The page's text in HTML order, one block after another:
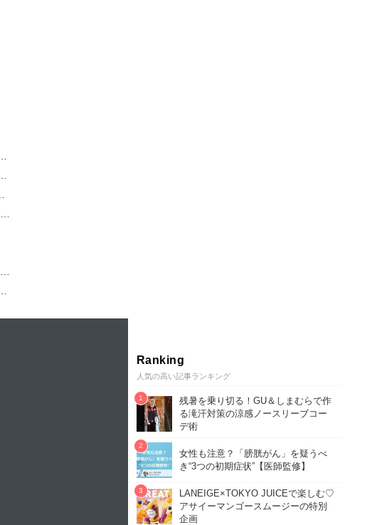
Ranking
人気の高い記事ランキング
残暑を乗り切る！GU＆しまむらで作
る滝汗対策の涼感ノースリーブコー
デ術
女性も注意？「膀胱がん」を疑うべ
き“3つの初期症状”【医師監修】
LANEIGE×TOKYO JUICEで楽しむ♡
アサイーマンゴースムージーの特別
企画